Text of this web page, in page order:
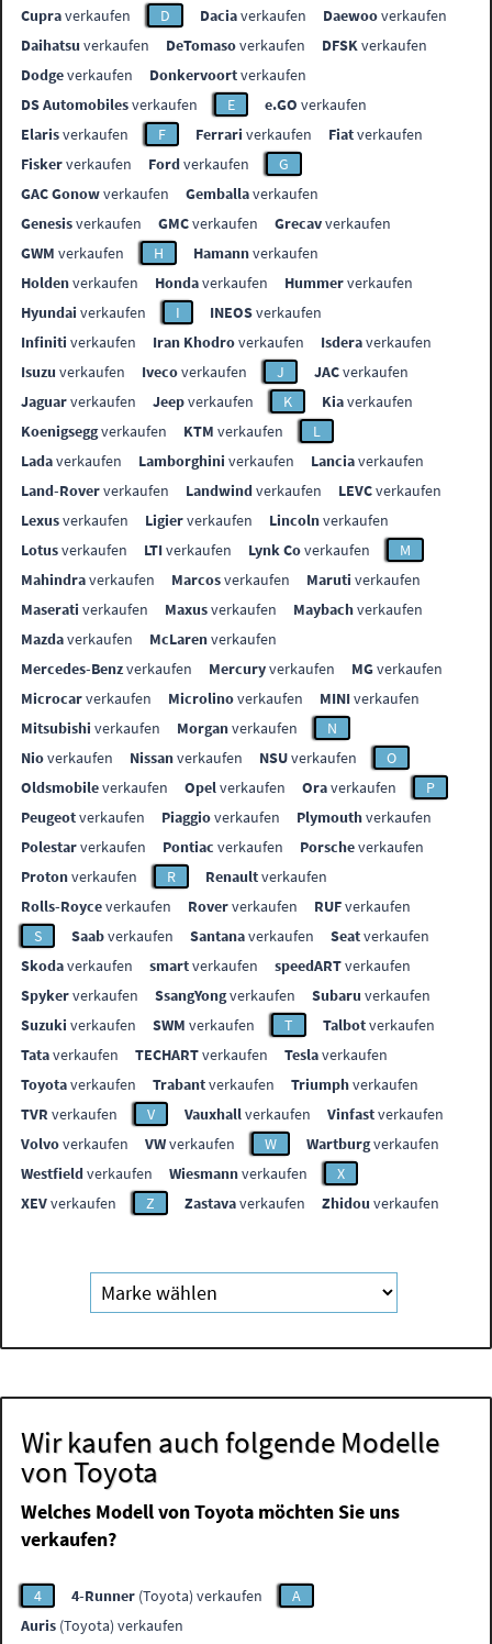
Cupraverkaufen D Daciaverkaufen Daewooverkaufen
Daihatsu verkaufen DeTomasoverkaufen DFSKverkaufen
Dodgeverkaufen Donkervoortverkaufen
DS Automobilesverkaufen E e.GO verkaufen
Elarisverkaufen F Ferrari verkaufen Fiatverkaufen
Fiskerverkaufen Fordverkaufen
G
GAC Gonowverkaufen Gemballaverkaufen
Genesisverkaufen GMCverkaufen Grecavverkaufen
GWM verkaufen H Hamannverkaufen
Holdenverkaufen Hondaverkaufen Hummerverkaufen
Hyundai verkaufen I INEOSverkaufen
Infiniti verkaufen Iran Khodroverkaufen Isderaverkaufen
Isuzu verkaufen Ivecoverkaufen J JACverkaufen
Jaguarverkaufen Jeepverkaufen K Kiaverkaufen
Koenigseggverkaufen KTM verkaufen
L
Ladaverkaufen Lamborghini verkaufen Lanciaverkaufen
Land-Roververkaufen Landwindverkaufen LEVCverkaufen
Lexusverkaufen Ligierverkaufen Lincolnverkaufen
Lotusverkaufen LTIverkaufen Lynk Coverkaufen
M
Mahindraverkaufen Marcosverkaufen Maruti verkaufen
Maserati verkaufen Maxusverkaufen Maybachverkaufen
Mazdaverkaufen McLarenverkaufen
Mercedes-Benzverkaufen Mercuryverkaufen MGverkaufen
Microcarverkaufen Microlinoverkaufen MINIverkaufen
Mitsubishi verkaufen Morganverkaufen
N
Nioverkaufen Nissanverkaufen NSUverkaufen
O
Oldsmobileverkaufen Opelverkaufen Oraverkaufen
P
Peugeotverkaufen Piaggioverkaufen Plymouthverkaufen
Polestarverkaufen Pontiac verkaufen Porscheverkaufen
Protonverkaufen R Renaultverkaufen
Rolls-Royceverkaufen Roververkaufen RUFverkaufen
S
Saabverkaufen Santanaverkaufen Seatverkaufen
Skodaverkaufen smartverkaufen speedARTverkaufen
Spykerverkaufen SsangYongverkaufen Subaru verkaufen
Suzuki verkaufen SWM verkaufen T Talbotverkaufen
Tataverkaufen TECHARTverkaufen Teslaverkaufen
Toyotaverkaufen Trabantverkaufen Triumphverkaufen
TVR verkaufen V Vauxhallverkaufen Vinfastverkaufen
Volvoverkaufen VWverkaufen W Wartburgverkaufen
Westfieldverkaufen Wiesmannverkaufen
X
XEVverkaufen Z Zastavaverkaufen Zhidou verkaufen
Wir kaufen auch folgende Modelle
von Toyota
Welches Modell von Toyota möchten Sie uns
verkaufen?
4 4-Runner (Toyota) verkaufen
A
Auris (Toyota) verkaufen